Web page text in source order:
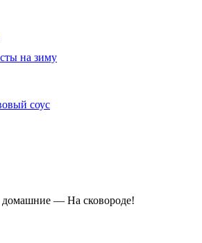
на зиму
соус
домашние — На сковороде!